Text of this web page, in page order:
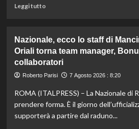
Practice
Leggi tuttoLeggi
Taddeucci
bronzo
nella
knockout
Europei
di
fondo,
Nazionale, ecco lo staff di
Oriali torna team manager,
collaboratori
Roberto Parisi 7 Agosto 2026 : 8:20
ROMA (ITALPRESS) – La Nazionale di
prendere forma. È il giorno
supporterà a partire dal raduno...